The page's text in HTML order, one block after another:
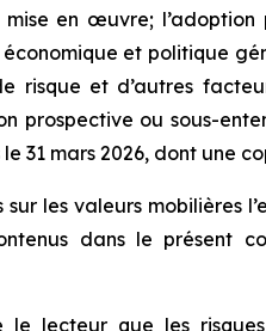
mise en œuvre;
et politique
risque et d’autres
prospective ou sous-
31 mars 2026, dont une
les valeurs mobilières
dans le présent
lecteur que les